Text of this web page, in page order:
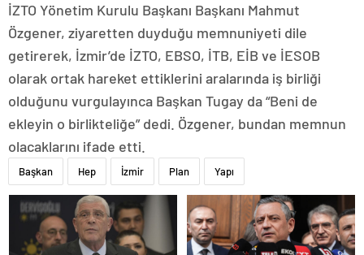
İZTO Yönetim Kurulu Başkanı Başkanı Mahmut
Özgener, ziyaretten duyduğu memnuniyeti dile
getirerek, İzmir’de İZTO, EBSO, İTB, EİB ve İESOB
olarak ortak hareket ettiklerini aralarında iş birliği
olduğunu vurgulayınca Başkan Tugay da “Beni de
ekleyin o birlikteliğe” dedi. Özgener, bundan memnun
olacaklarını ifade etti.
Başkan Hep İzmir Plan Yapı